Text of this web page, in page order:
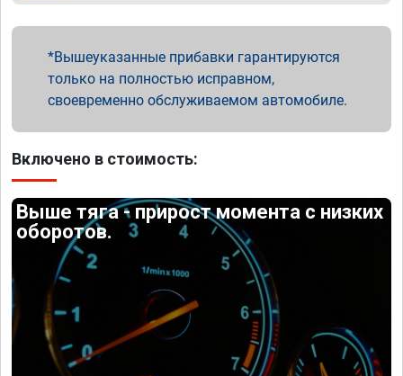
Вышеуказанные прибавки гарантируются
только на полностью исправном,
своевременно обслуживаемом автомобиле.
Включено в стоимость:
Выше тяга - прирост момента с низких
оборотов.